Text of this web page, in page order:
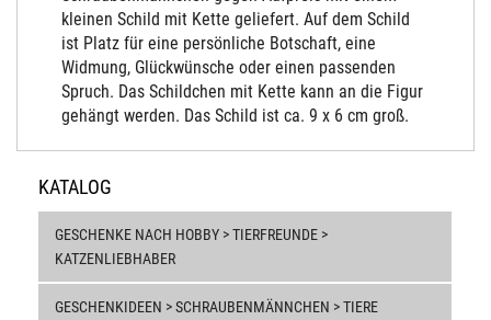
kleinen Schild mit Kette geliefert. Auf dem Schild
ist Platz für eine persönliche Botschaft, eine
Widmung, Glückwünsche oder einen passenden
Spruch. Das Schildchen mit Kette kann an die Figur
gehängt werden. Das Schild ist ca. 9 x 6 cm groß.
KATALOG
GESCHENKE NACH HOBBY > TIERFREUNDE >
KATZENLIEBHABER
GESCHENKIDEEN > SCHRAUBENMÄNNCHEN > TIERE